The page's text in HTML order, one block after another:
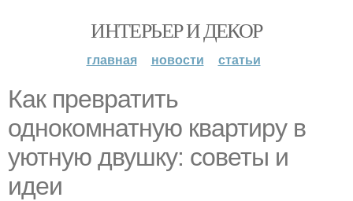
ИНТЕРЬЕР И ДЕКОР
главная новости статьи
Как превратить
однокомнатную квартиру в
уютную двушку: советы и
идеи